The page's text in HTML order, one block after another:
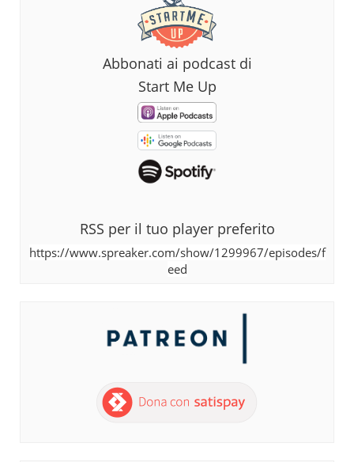
Abbonati ai podcast di
Start Me Up
RSS per il tuo player preferito
https://www.spreaker.com/show/1299967/episodes/f
eed